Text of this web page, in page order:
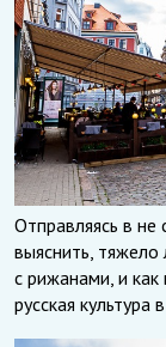
Отправляясь в
выяснить, тяжело
с рижанами, и как
русская культура